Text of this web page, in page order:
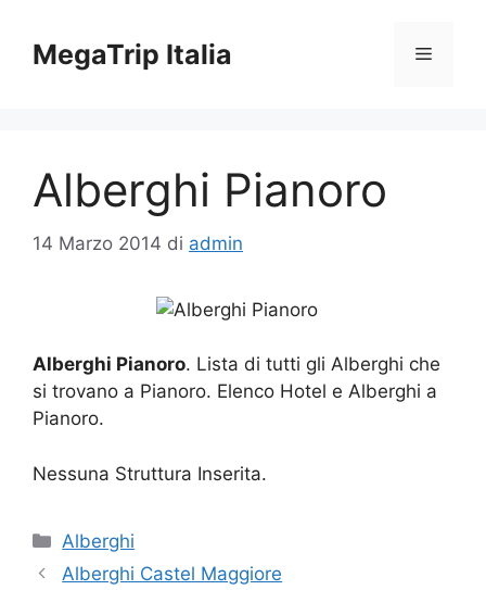
contenuto
MegaTrip Italia Menu
Alberghi Pianoro
14 Marzo 2014 di admin
Alberghi Pianoro. Lista di tutti gli Alberghi che
si trovano a Pianoro. Elenco Hotel e Alberghi a
Pianoro.
Nessuna Struttura Inserita.
Categorie
Alberghi
Alberghi Castel Maggiore